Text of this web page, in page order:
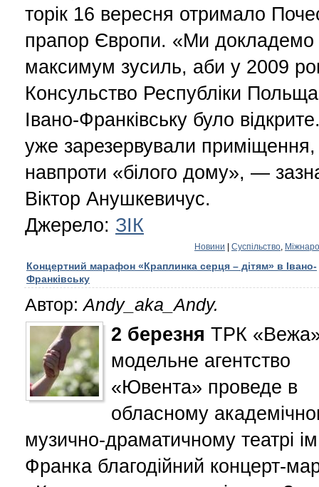
торік 16 вересня отримало
прапор Європи. «Ми докладемо
максимум зусиль, аби у 2009
Консульство Республіки
Івано-Франківську було
уже зарезервували
навпроти «білого дому», —
Віктор Анушкевичус.
Джерело: ЗІК
Новини Суспільство,
Концертний марафон «Краплинка серця – дітям» в Івано-
Франківську
Автор:Andy_aka_Andy.
2 березня ТРК
модельне агентство
«Ювента» проведе в
обласному
музично-драматичному театрі
Франка благодійний концерт-